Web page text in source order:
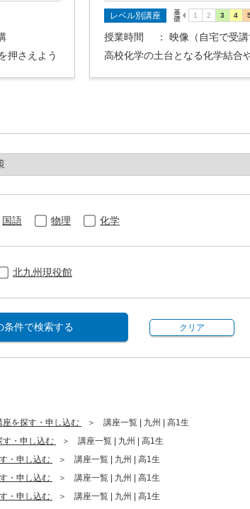
押さえよう
レベル別講座
授業時間
： 映像（自宅で受
高校化学の土台となる化学結合
国語 物理 化学
北九州現役館
条件で検索する クリア
座を探す・申し込む
講座一覧 | 九州 | 高1生
す・申し込む
講座一覧 | 九州 | 高1生
・申し込む
講座一覧 | 九州 | 高1生
・申し込む
講座一覧 | 九州 | 高1生
・申し込む
講座一覧 | 九州 | 高1生